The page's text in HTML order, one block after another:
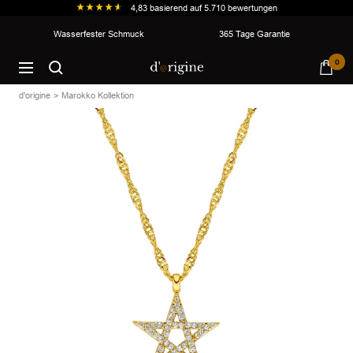
4,83 basierend auf5.710 bewertungen
Inhalt
Wasserfester Schmuck 365 Tage Garantie
Navigation
d'origine 0
d'origine Marokko Kollektion